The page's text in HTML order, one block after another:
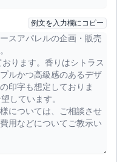
例文を入力欄にコピー